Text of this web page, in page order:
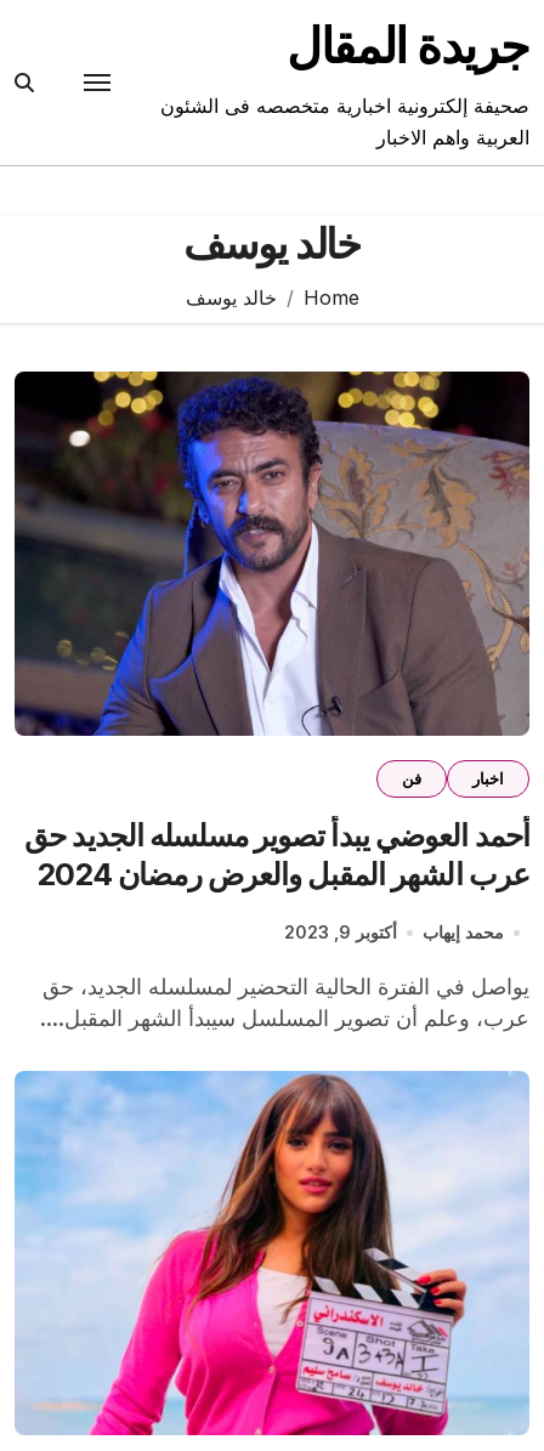
content
جريدة المقال
صحيفة إلكترونية اخبارية متخصصه فى الشئون
العربية واهم الاخبار
خالد يوسف
Home خالد يوسف
اخبار فن
أحمد العوضي يبدأ تصوير مسلسله الجديد حق
عرب الشهر المقبل والعرض رمضان 2024
محمد إيهاب أكتوبر 9, 2023
يواصل في الفترة الحالية التحضير لمسلسله الجديد، حق
عرب، وعلم أن تصوير المسلسل سيبدأ الشهر المقبل....